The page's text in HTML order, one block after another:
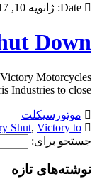
Date: ژانویه 10, 2017
Down
Motorcycles
to close […]
موتورسیکلت
Shut, Victory to
جستجو برای:
نوشته‌های تازه